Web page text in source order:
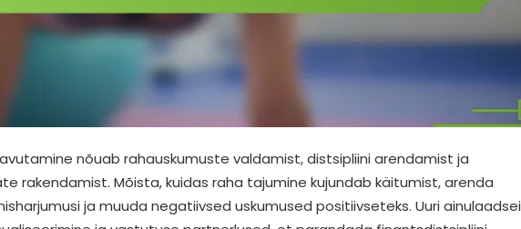
nõuab rahauskumuste valdamist, distsipliini arendamist ja
rakendamist. Mõista, kuidas raha tajumine kujundab käitumist, arenda
ja muuda negatiivsed uskumused positiivseteks. Uuri